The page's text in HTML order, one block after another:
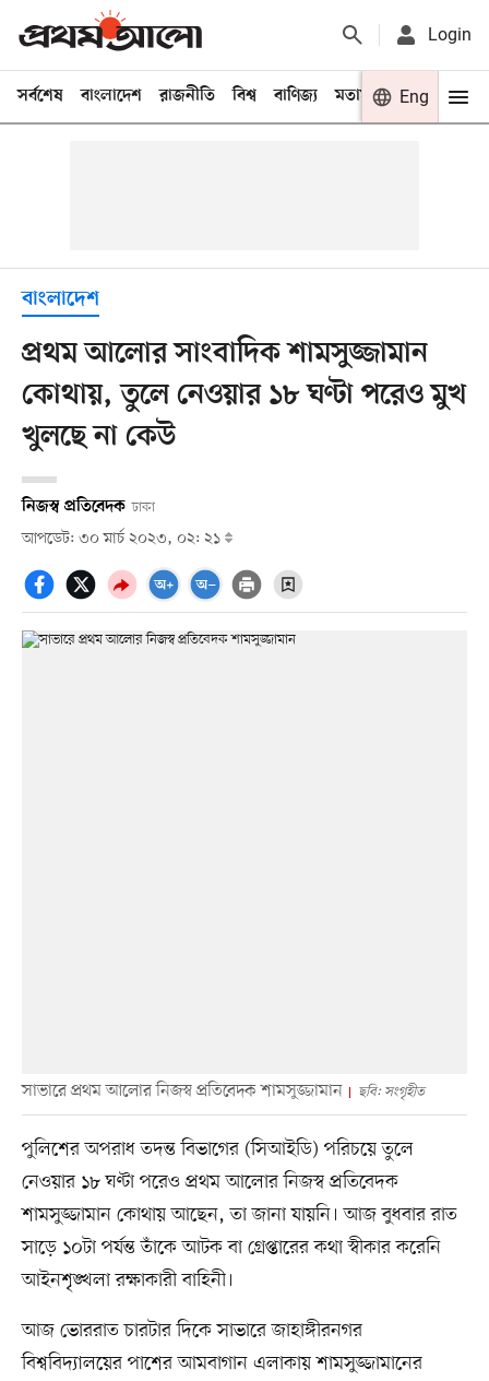
Login
সর্বশেষ বাংলাদেশ রাজনীতি বিশ্ব বাণিজ্য মতামত খেলা
Eng
বাংলাদেশ
প্রথম আলোর সাংবাদিক শামসুজ্জামান
কোথায়, তুলে নেওয়ার ১৮ ঘণ্টা পরেও মুখ
খুলছে না কেউ
নিজস্ব প্রতিবেদক ঢাকা
আপডেট: ৩০ মার্চ ২০২৩, ০২: ২১
সাভারে প্রথম আলোর নিজস্ব প্রতিবেদক শামসুজ্জামান ছবি: সংগৃহীত
পুলিশের অপরাধ তদন্ত বিভাগের (সিআইডি) পরিচয়ে তুলে
নেওয়ার ১৮ ঘণ্টা পরেও প্রথম আলোর নিজস্ব প্রতিবেদক
শামসুজ্জামান কোথায় আছেন, তা জানা যায়নি। আজ বুধবার রাত
সাড়ে ১০টা পর্যন্ত তাঁকে আটক বা গ্রেপ্তারের কথা স্বীকার করেনি
আইনশৃঙ্খলা রক্ষাকারী বাহিনী।
আজ ভোররাত চারটার দিকে সাভারে জাহাঙ্গীরনগর
বিশ্ববিদ্যালয়ের পাশের আমবাগান এলাকায় শামসুজ্জামানের